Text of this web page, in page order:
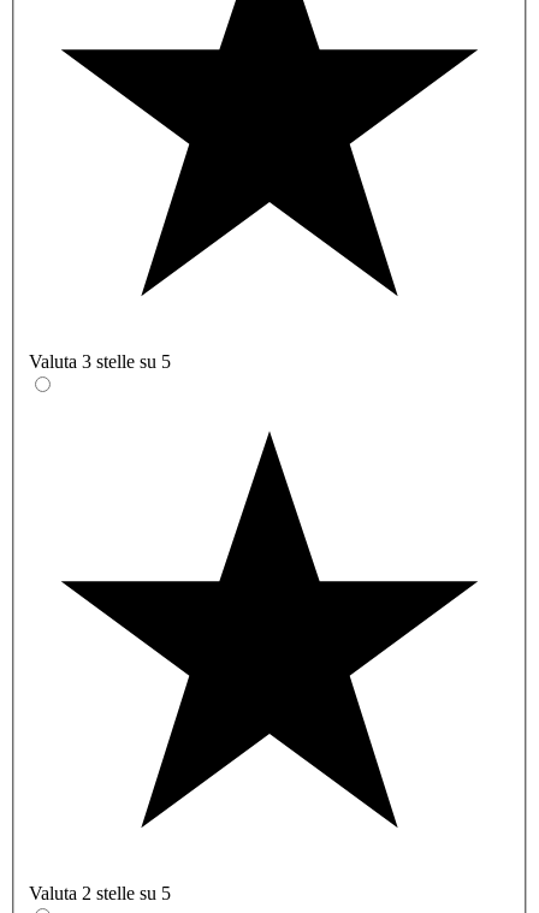
Valuta 3 stelle su 5
Valuta 2 stelle su 5